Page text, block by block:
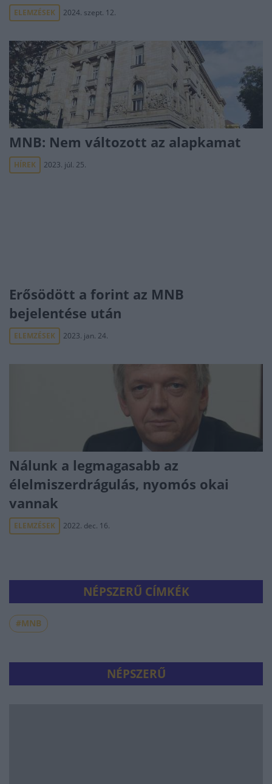
ELEMZÉSEK 2024. szept. 12.
MNB: Nem változott az alapkamat
HÍREK 2023. júl. 25.
Erősödött a forint az MNB
bejelentése után
ELEMZÉSEK 2023. jan. 24.
Nálunk a legmagasabb az
élelmiszerdrágulás, nyomós okai
vannak
ELEMZÉSEK 2022. dec. 16.
NÉPSZERŰ CÍMKÉK
#MNB
NÉPSZERŰ